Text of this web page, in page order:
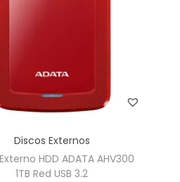
Discos Externos
HDD ADATA AHV300
1TB Red USB 3.2